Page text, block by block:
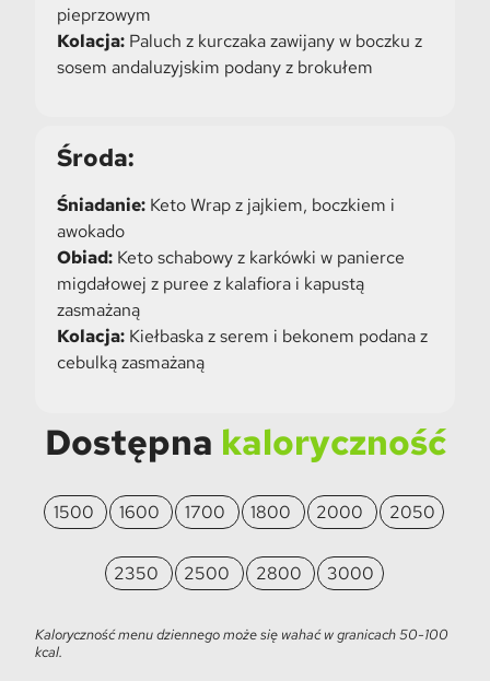
pieprzowym
Kolacja:Paluch z kurczaka zawijany w boczku z
sosem andaluzyjskim podany z brokułem
Środa:
Śniadanie:Keto Wrap z jajkiem, boczkiem i
awokado
Obiad:Keto schabowy z karkówki w panierce
migdałowej z puree z kalafiora i kapustą
zasmażaną
Kolacja:Kiełbaska z serem i bekonem podana z
cebulką zasmażaną
Dostępna kaloryczność
1500 1600 1700 1800 2000 2050
2350 2500 2800 3000
Kaloryczność menu dziennego może się wahać w granicach 50-100
kcal.